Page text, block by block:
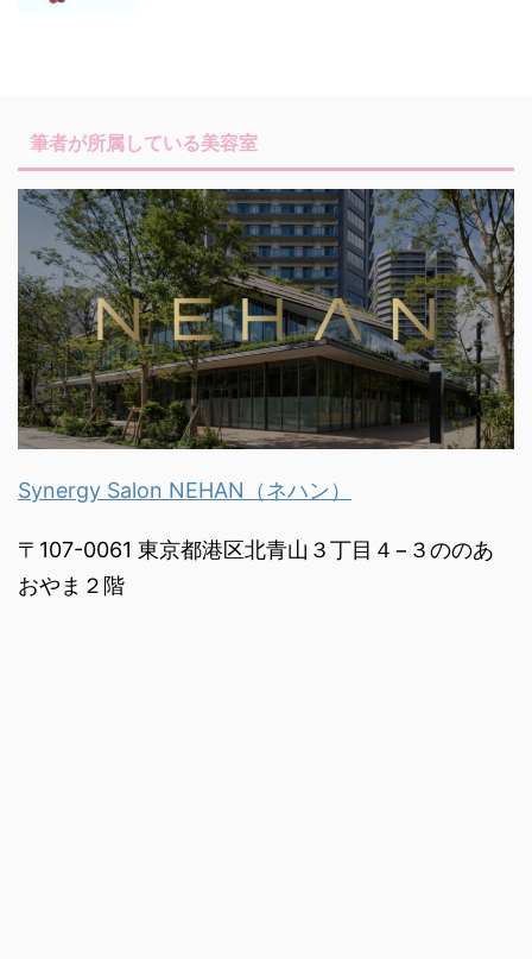
筆者が所属している美容室
Synergy Salon NEHAN（ネハン）
〒107-0061 東京都港区北青山３丁目４−３ののあ
おやま２階